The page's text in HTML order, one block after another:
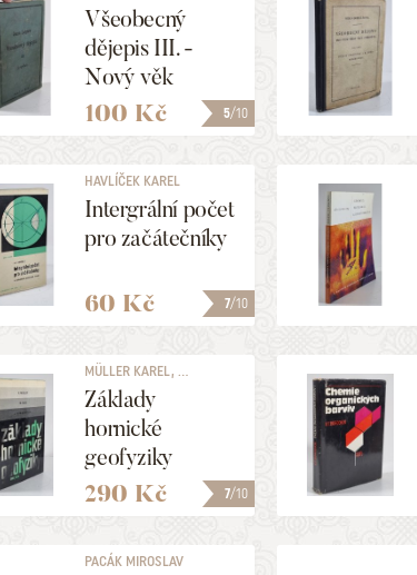
5/10
Všeobecný
dějepis III. -
Nový věk
100 Kč
7/10
HAVLÍČEK KAREL
Intergrální počet
pro začátečníky
60 Kč
7/10
MÜLLER KAREL, ...
Základy
hornické
geofyziky
290 Kč
PACÁK MIROSLAV